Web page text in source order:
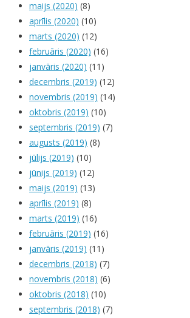
maijs (2020) (8)
aprīlis (2020) (10)
marts (2020) (12)
februāris (2020) (16)
janvāris (2020) (11)
decembris (2019) (12)
novembris (2019) (14)
oktobris (2019) (10)
septembris (2019) (7)
augusts (2019) (8)
jūlijs (2019) (10)
jūnijs (2019) (12)
maijs (2019) (13)
aprīlis (2019) (8)
marts (2019) (16)
februāris (2019) (16)
janvāris (2019) (11)
decembris (2018) (7)
novembris (2018) (6)
oktobris (2018) (10)
septembris (2018) (7)